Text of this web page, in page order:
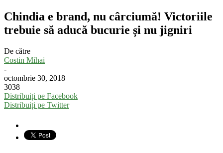
Chindia e brand, nu cârciumă! Victoriile
trebuie să aducă bucurie și nu jigniri
De către
Costin Mihai
-
octombrie 30, 2018
3038
Distribuiți pe Facebook
Distribuiți pe Twitter